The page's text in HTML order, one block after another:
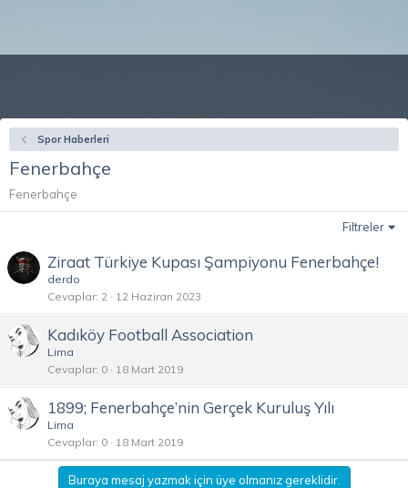
Spor Haberleri
Fenerbahçe
Fenerbahçe
Filtreler
Ziraat Türkiye Kupası Şampiyonu Fenerbahçe!
derdo
Cevaplar 2 12 Haziran 2023
Kadıköy Football Association
Lima
Cevaplar 0 18 Mart 2019
1899; Fenerbahçe’nin Gerçek Kuruluş Yılı
Lima
Cevaplar 0 18 Mart 2019
Buraya mesaj yazmak için üye olmanız gereklidir.